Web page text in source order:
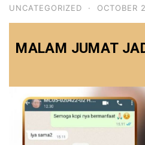
UNCATEGORIZED · OCTOBER
MALAM JUMAT